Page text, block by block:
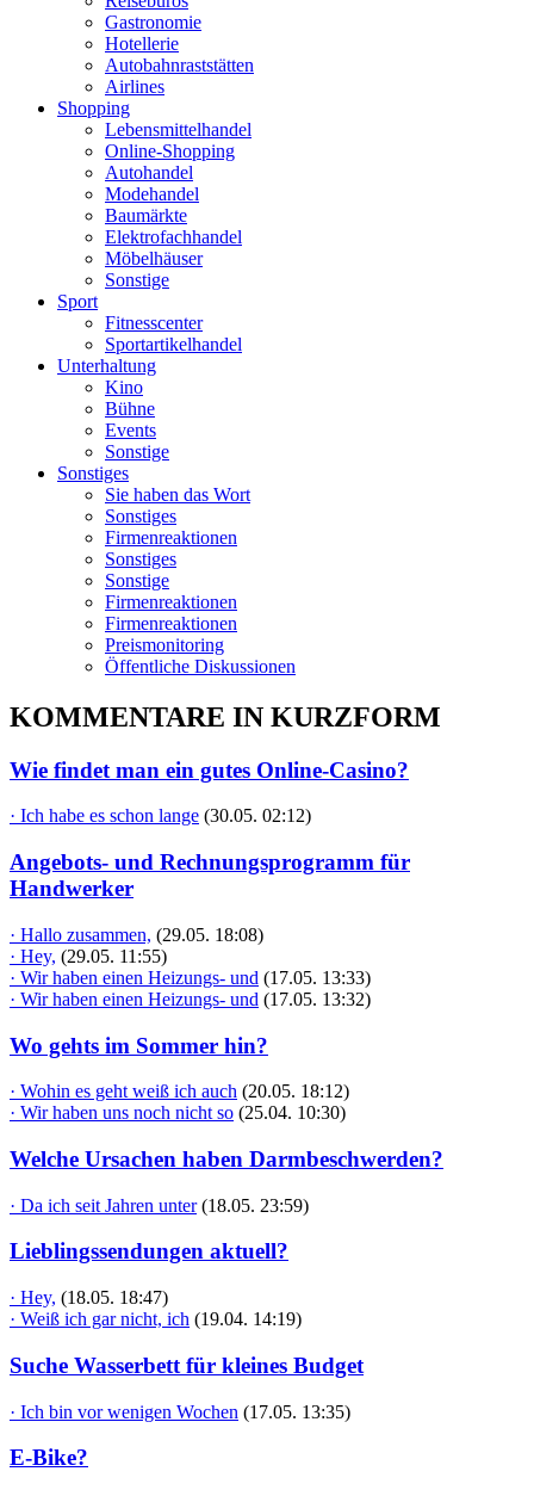
Gastronomie
Hotellerie
Autobahnraststätten
Airlines
Shopping
Lebensmittelhandel
Online-Shopping
Autohandel
Modehandel
Baumärkte
Elektrofachhandel
Möbelhäuser
Sonstige
Sport
Fitnesscenter
Sportartikelhandel
Unterhaltung
Kino
Bühne
Events
Sonstige
Sonstiges
Sie haben das Wort
Sonstiges
Firmenreaktionen
Sonstiges
Sonstige
Firmenreaktionen
Firmenreaktionen
Preismonitoring
Öffentliche Diskussionen
KOMMENTARE IN KURZFORM
Wie findet man ein gutes Online-Casino?
· Ich habe es schon lange (30.05. 02:12)
Angebots- und Rechnungsprogramm für
Handwerker
· Hallo zusammen, (29.05. 18:08)
· Hey, (29.05. 11:55)
· Wir haben einen Heizungs- und (17.05. 13:33)
· Wir haben einen Heizungs- und (17.05. 13:32)
Wo gehts im Sommer hin?
· Wohin es geht weiß ich auch (20.05. 18:12)
· Wir haben uns noch nicht so (25.04. 10:30)
Welche Ursachen haben Darmbeschwerden?
· Da ich seit Jahren unter (18.05. 23:59)
Lieblingssendungen aktuell?
· Hey, (18.05. 18:47)
· Weiß ich gar nicht, ich (19.04. 14:19)
Suche Wasserbett für kleines Budget
· Ich bin vor wenigen Wochen (17.05. 13:35)
E-Bike?